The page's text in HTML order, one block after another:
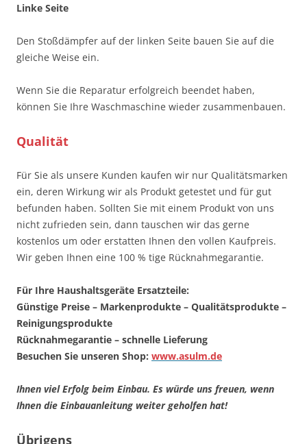
Linke Seite
Den Stoßdämpfer auf der linken Seite bauen Sie auf die
gleiche Weise ein.
Wenn Sie die Reparatur erfolgreich beendet haben,
können Sie Ihre Waschmaschine wieder zusammenbauen.
Qualität
Für Sie als unsere Kunden kaufen wir nur Qualitätsmarken
ein, deren Wirkung wir als Produkt getestet und für gut
befunden haben. Sollten Sie mit einem Produkt von uns
nicht zufrieden sein, dann tauschen wir das gerne
kostenlos um oder erstatten Ihnen den vollen Kaufpreis.
Wir geben Ihnen eine 100 % tige Rücknahmegarantie.
Für Ihre Haushaltsgeräte Ersatzteile:
Günstige Preise – Markenprodukte – Qualitätsprodukte –
Reinigungsprodukte
Rücknahmegarantie – schnelle Lieferung
Besuchen Sie unseren Shop: www.asulm.de
Ihnen viel Erfolg beim Einbau. Es würde uns freuen, wenn
Ihnen die Einbauanleitung weiter geholfen hat!
Übrigens